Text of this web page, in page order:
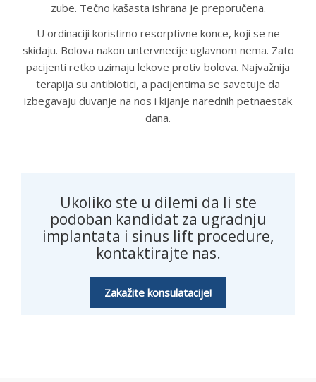
zube. Tečno kašasta ishrana je preporučena.
U ordinaciji koristimo resorptivne konce, koji se ne
skidaju. Bolova nakon untervnecije uglavnom nema. Zato
pacijenti retko uzimaju lekove protiv bolova. Najvažnija
terapija su antibiotici, a pacijentima se savetuje da
izbegavaju duvanje na nos i kijanje narednih petnaestak
dana.
Ukoliko ste u dilemi da li ste
podoban kandidat za ugradnju
implantata i sinus lift procedure,
kontaktirajte nas.
Zakažite konsulatacije!